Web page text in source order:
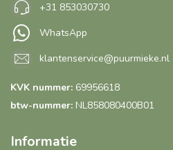
+31 853030730
WhatsApp
klantenservice@puurmieke.nl
KVK nummer: 69956618
btw-nummer: NL858080400B01
Informatie